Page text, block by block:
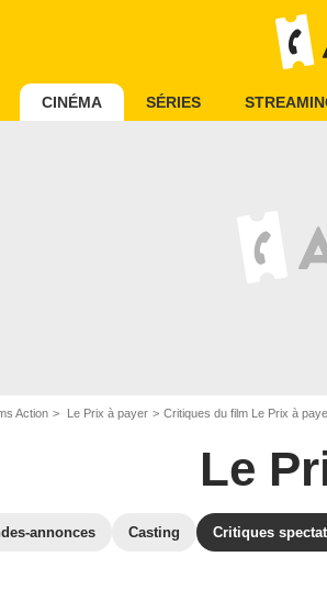
CINÉMA SÉRIES
Action Le Prix à payer Critiques du film Le Prix à
Le
annonces Casting Critiques